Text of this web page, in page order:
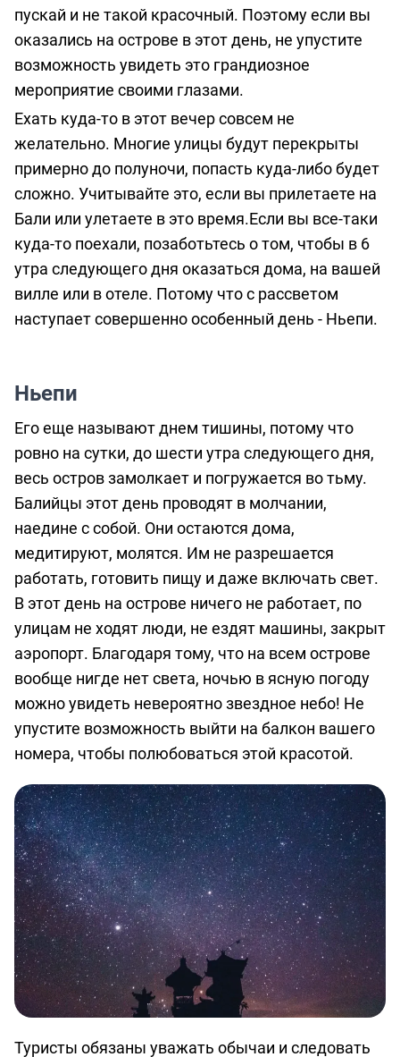
пускай и не такой красочный. Поэтому если вы
оказались на острове в этот день, не упустите
возможность увидеть это грандиозное
мероприятие своими глазами.
Ехать куда-то в этот вечер совсем не
желательно. Многие улицы будут перекрыты
примерно до полуночи, попасть куда-либо будет
сложно. Учитывайте это, если вы прилетаете на
Бали или улетаете в это время.Если вы все-таки
куда-то поехали, позаботьтесь о том, чтобы в 6
утра следующего дня оказаться дома, на вашей
вилле или в отеле. Потому что с рассветом
наступает совершенно особенный день - Ньепи.
Ньепи
Его еще называют днем тишины, потому что
ровно на сутки, до шести утра следующего дня,
весь остров замолкает и погружается во тьму.
Балийцы этот день проводят в молчании,
наедине с собой. Они остаются дома,
медитируют, молятся. Им не разрешается
работать, готовить пищу и даже включать свет.
В этот день на острове ничего не работает, по
улицам не ходят люди, не ездят машины, закрыт
аэропорт. Благодаря тому, что на всем острове
вообще нигде нет света, ночью в ясную погоду
можно увидеть невероятно звездное небо! Не
упустите возможность выйти на балкон вашего
номера, чтобы полюбоваться этой красотой.
Туристы обязаны уважать обычаи и следовать